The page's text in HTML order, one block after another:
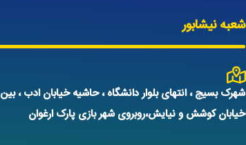
شعبه نیشابور
شهرک بسیج ، انتهای بلوار دانشگاه ، حاشیه خیابان ادب ، بین
خیابان کوشش و نیایش،روبروی شهر بازی پارک ارغوان